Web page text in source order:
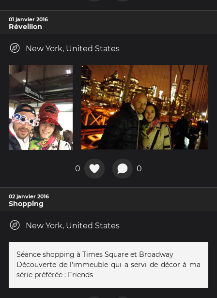
01 janvier 2016
Réveillon
New York, United States
0 0
02 janvier 2016
Shopping
New York, United States
Séance shopping à Times Square et Broadway
Découverte de l'immeuble qui a servi de décor à ma
série préférée : Friends